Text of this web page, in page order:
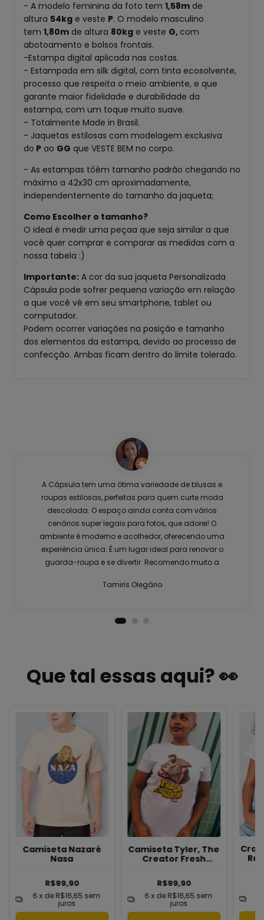
- A modelo feminina da foto tem 1,58m de
altura 54kg e veste P. O modelo masculino
tem 1,80m de altura 80kg e veste G, com
abotoamento e bolsos frontais.
-Estampa digital aplicada nas costas.
- Estampada em silk digital, com tinta ecosolvente,
processo que respeita o meio ambiente, e que
garante maior fidelidade e durabilidade da
estampa, com um toque muito suave.
- Totalmente Made in Brasil.
- Jaquetas estilosas com modelagem exclusiva
do P ao GG que VESTE BEM no corpo.
- As estampas tôêm tamanho padrão chegando no
máximo a 42x30 cm aproximadamente,
independentemente do tamanho da jaqueta;
Como Escolher o tamanho?
O ideal é medir uma peçaa que seja similar a que
você quer comprar e comparar as medidas com a
nossa tabela :)
Importante: A cor da sua jaqueta Personalizada
Cápsula pode sofrer pequena variação em relação
a que você vê em seu smartphone, tablet ou
computador.
Podem ocorrer variações na posição e tamanho
dos elementos da estampa, devido ao processo de
confecção. Ambas ficam dentro do limite tolerado.
A Cápsula tem uma ótima variedade de blusas e
roupas estilosas, perfeitas para quem curte moda
descolada. O espaço ainda conta com vários
cenários super legais para fotos, que adorei! O
ambiente é moderno e acolhedor, oferecendo uma
experiência única. É um lugar ideal para renovar o
guarda-roupa e se divertir. Recomendo muito a
Tamiris Olegário
Que tal essas aqui? 👀
Camiseta Nazaré
Nasa
R$99,90
6 x deR$16,65 sem
juros
Camiseta Tyler, The
Creator Fresh
R$99,90
6 x deR$16,65 sem
juros